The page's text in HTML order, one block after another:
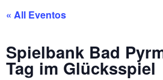
« All Eventos
Spielbank Bad
Tag im Glücksspiel